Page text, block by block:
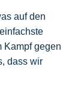
auf den
Kampf gegen
dass wir